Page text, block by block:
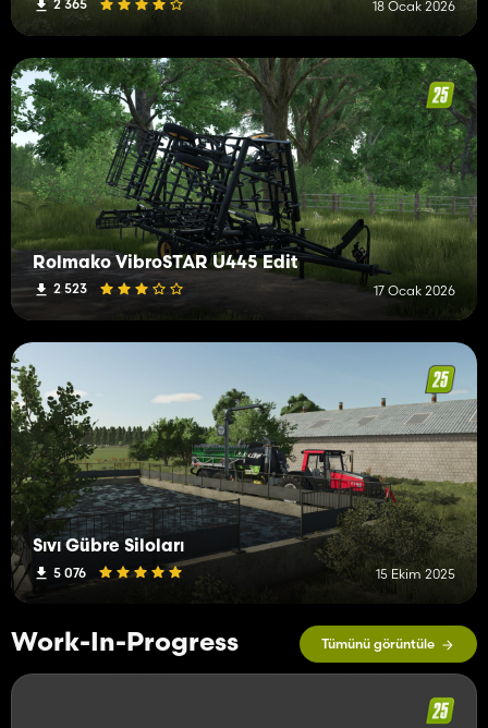
2 365 18 Ocak 2026
Rolmako VibroSTAR U445 Edit
2 523 17 Ocak 2026
Sıvı Gübre Siloları
5 076 15 Ekim 2025
Work-In-Progress Tümünü görüntüle